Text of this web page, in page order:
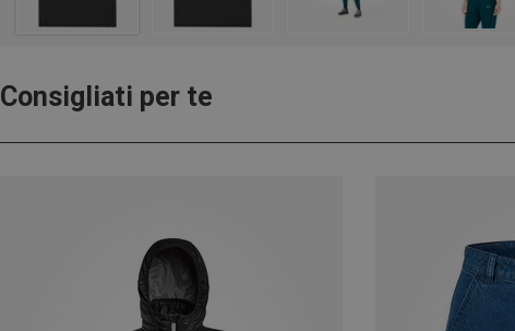
Consigliati per te